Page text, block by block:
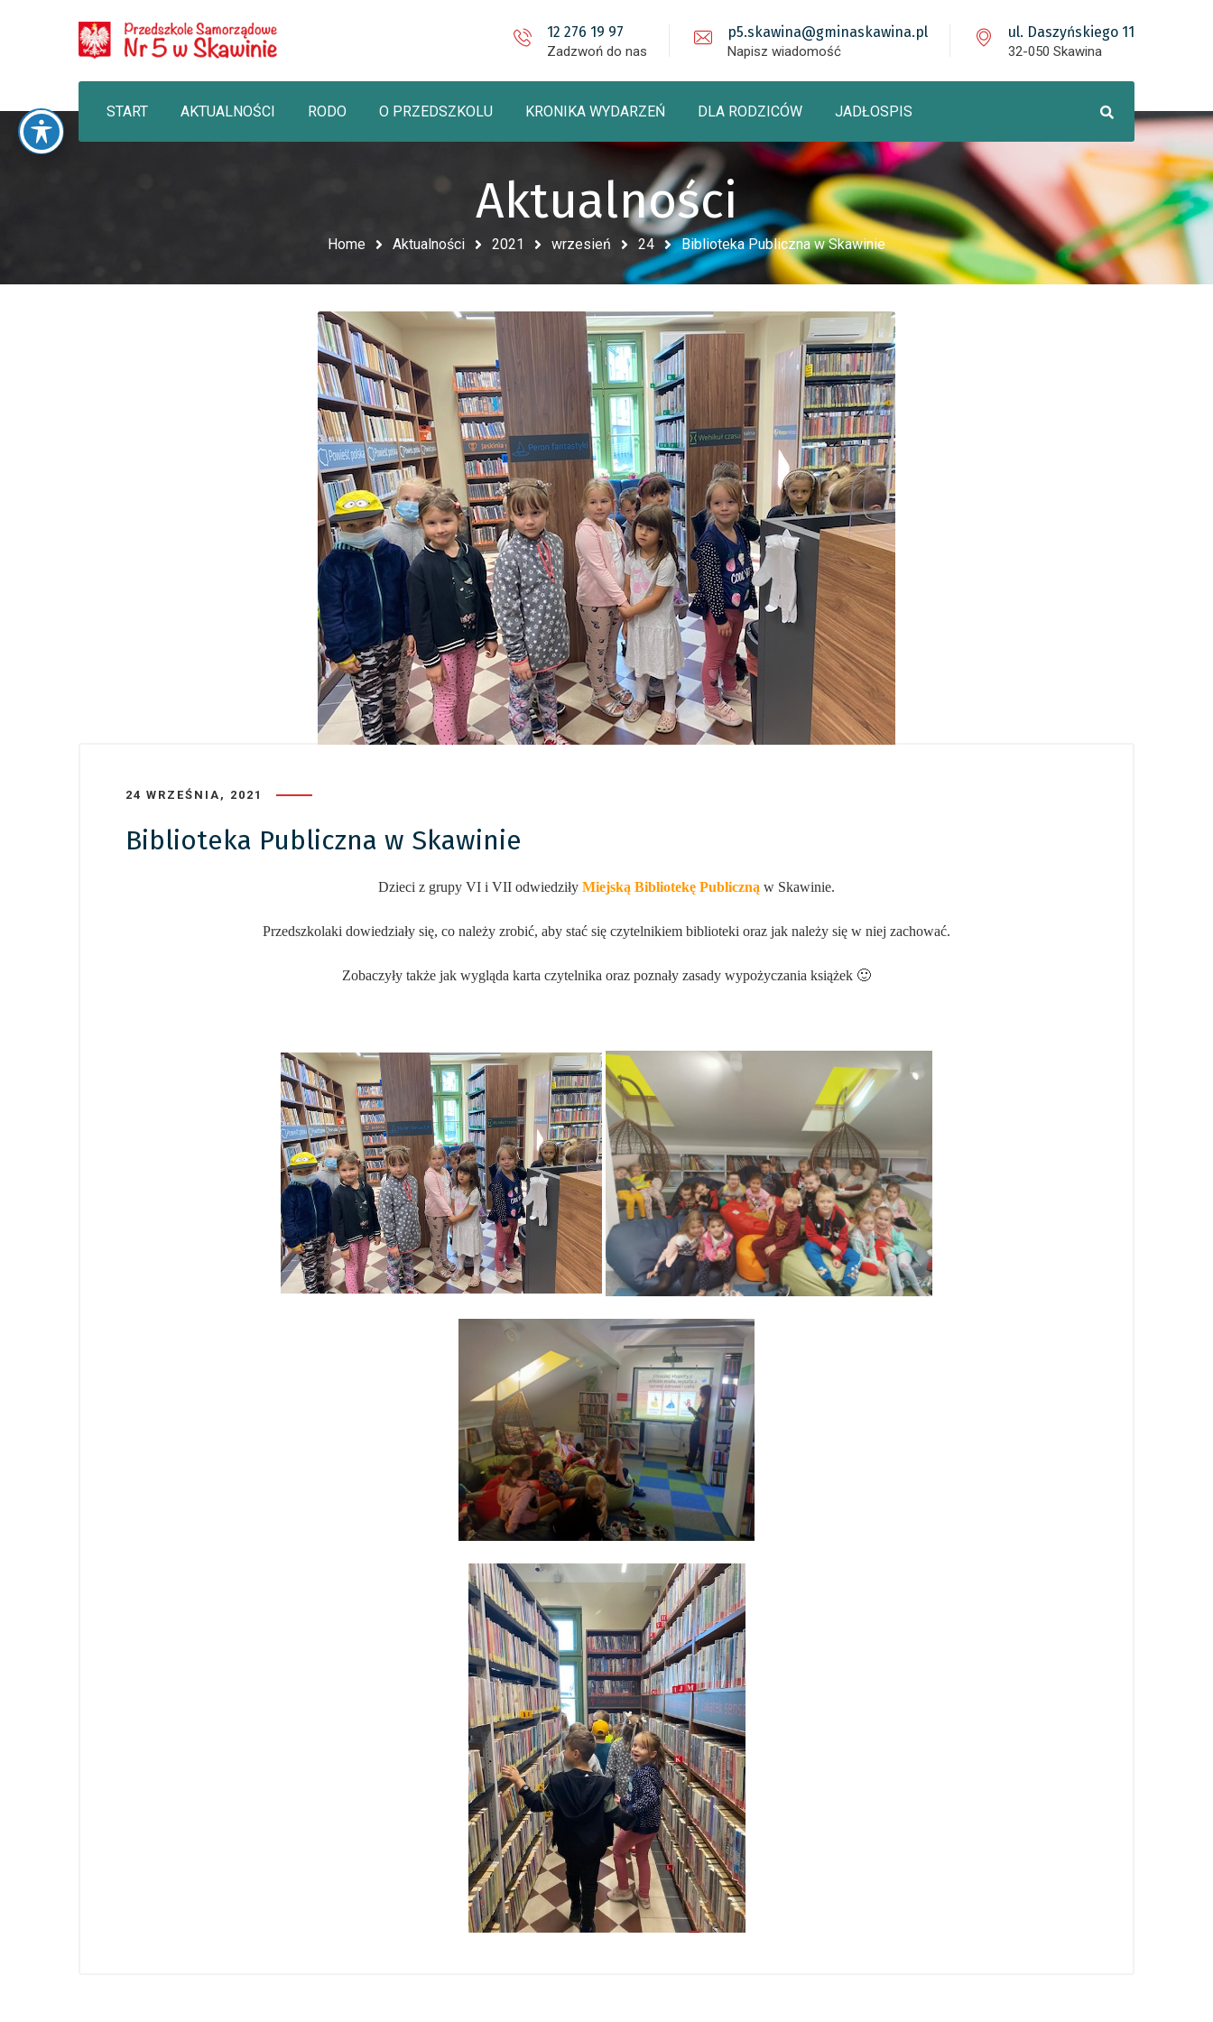
12 276 19 97
Zadzwoń do nas
p5.skawina@gminaskawina.pl
Napisz wiadomość
ul. Daszyńskiego 11
32-050 Skawina
START AKTUALNOŚCI RODO O PRZEDSZKOLU KRONIKA WYDARZEŃ DLA RODZICÓW JADŁOSPIS
Aktualności
Home Aktualności 2021 wrzesień 24 Biblioteka Publiczna w Skawinie
24 WRZEŚNIA, 2021
Biblioteka Publiczna w Skawinie
Dzieci z grupy VI i VII odwiedziły Miejską Bibliotekę Publiczną w Skawinie.
Przedszkolaki dowiedziały się, co należy zrobić, aby stać się czytelnikiem biblioteki oraz jak należy się w niej zachować.
Zobaczyły także jak wygląda karta czytelnika oraz poznały zasady wypożyczania książek 🙂